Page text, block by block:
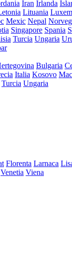
Iran Irlanda
Lituania
Mexic Nepal
Singapore Spania
Turcia Ungaria
Bulgaria
Italia Kosovo
Turcia Ungaria
Florenta Larnaca
Venetia Viena